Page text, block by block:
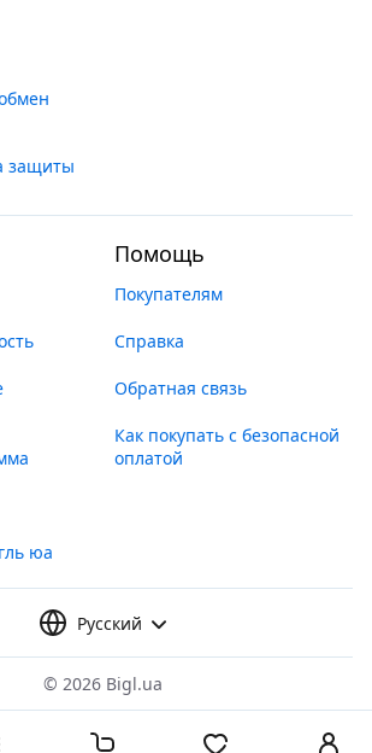
защиты
юа
Помощь
Покупателям
Справка
Обратная связь
Как покупать с безопасной
оплатой
Русский
© 2026 Bigl.ua